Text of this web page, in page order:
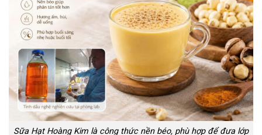
Sữa Hạt Hoàng Kim là công thức nền béo, phù hợp để đưa lớp